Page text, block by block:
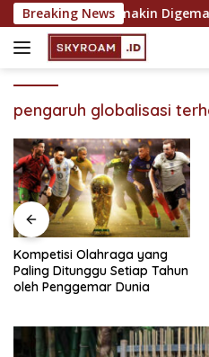
Skip
to
content
Breaking News
yang Semakin Digemari
pengaruh globalisasi
Kompetisi Olahraga yang
Paling Ditunggu Setiap Tahun
oleh Penggemar Dunia